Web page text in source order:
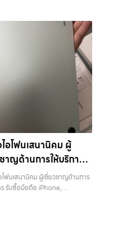
เทพฯ – เราพร้อมให้บริการครบ
การของเรา เราให้บริการแบบครบ
หรับลูกค้าที่ต้องการขายอุปกรณ์
าจะเป็น:…
“รับซื้อแท็บเล็ต กรุงเทพถึงที่”, หรือ
Samsung มือสอง ราคาสูง” — ที่
อบ เพราะบริการของเรามุ่งตรงให้
ราคาและความสะดวกสบายที่
เลือกเราแล้วคุณจะได้บริการที่คุณ
จ พร้อมทีมงานที่พร้อมอำนวยความ
นัดรับถึงที่ ตรวจสภาพอย่างมือ
ะจ่ายเงินทันที ทั้งหมดนี้เพื่อให้การ
รณ์ของคุณเป็นเรื่องง่ายขึ้น ดีกว่า
ว่า และคุ้มค่ากว่า ทำไมต้องเลือก
ยวชาญด้านการให้บริการ รับซื้อมือ
Samsung, ไอแพด แท็บเล็ต
นราคาสูง พร้อมจ่ายเงินทันที โดย
ารในพื้นที่ ลาดพร้าว, รัชดา, บางรัก,
ะ, บางแค, วัชรพล, รามอินทรา,
างนา, บางพลี, เกษตรนวมินทร์,
เงินด่วน เราจึงมอบบริการประเมิน
รื่อง ฟรี ปราบปรามความยุ่งยาก
โดยเน้น โปร่งใส มั่นใจได้ และจ่าย
เมื่อตกลงซื้อขายสำเร็จ บริการของ
คลุมทั้ง iPhone สายใหม่-เก่า,
ทุกรุ่น, iPad และแท็บเล็ตทุก
เรารับถึงแม้จะอยู่ในสภาพใช้งาน
ต่งแล้ว หรือมีรอยบ้าง เพราะมูลค่า
รื่องไม่ได้ขึ้นอยู่แค่ยี่ห้อ แต่ขึ้นอยู่กับ
ง ความครบชุด และความสะดวกใน
องคุณ เราจึงตั้งใจให้บริการในเขต
, รัชดา, บางรัก, แจ้งวัฒนะ,
วัชรพล, รามอินทรา, บางนา,
เกษตรนวมินทร์, เสนานิคม, วังหิน
มที่ ไม่ว่าคุณจะค้นหาคำว่า “รับซื้อ
ฉัน”, “รับซื้อโทรศัพท์มือสอง
ทุกยี่ห้อ ให้ราคาสูง พร้อมจ่ายเงิน
อบคลุมพื้นที่ ลาดพร้าว, รัชดา,
แจ้งวัฒนะ, บางแค, วัชรพล,
รา และเขตกรุงเทพฯ ใกล้ “ใกล้ ฉัน”
คที่สมาร์ทโฟน แท็บเล็ต และ
อทีใหม่ๆ เปลี่ยนรุ่นกันแทบทุกช่วง
ปกรณ์ที่คุณใช้แล้วอาจกลายเป็น
ด้ใช้งานอยู่เฉยๆ เว็บไซต์ของเราจึง
อเป็นทางเลือกให้คุณสามารถ
กรณ์ที่ไม่ใช้แล้วให้กลายเป็น
ทันที ด้วยบริการ รับซื้อไอโฟน, รับ
ด, รับซื้อมือถือ, รับซื้อโทรศัพท์, รับ
, รับซื้อแท็บเล็ต, รับซื้อสินค้าไอที
มหานคร อย่างครบวงจร ไม่ว่าคุณ
เมืองหรือเขตชานเมือง เรามีทีม
ให้บริการถึงที่ในพื้นที่ “ใกล้ ฉัน”
มสะดวกและรวดเร็วที่สุด ที่ “รับซื้อ
Samsung, iPad,
ทุกยี่ห้อ พร้อมให้บริการในพื้นที่
ว รัชดา บางรัก แจ้งวัฒนะ บางแค
รามอินทรา รับซื้อมือถือแจ้งวัฒนะ
มือถือ หรือ รับซื้อแท็บเล็ต ที่ให้
ธรรมและบริการรวดเร็ว บริการ
มทั่วกรุงเทพ และพื้นที่ใกล้เคียง รับ
อแจ้งวัฒนะ รับซื้อมือถือ หรือ รับ
ต ที่ให้ราคาเป็นธรรมและบริการ
บริการครอบคลุมทั่วกรุงเทพ และ
เคียง รับซื้อ iPhone… รับซื้อมือ
วัฒนะ รับซื้อ iPhone ทุกรุ่น ให้
พร้อมจ่ายเงินทันที ประสบการณ์
ดับกับการ รับซื้อไอโฟน, รับซื้อไอ
บซื้อมือถือ ยินดีต้อนรับสู่ “รับซื้อ
.com” เว็บไซต์ที่คุณไว้วางใจได้
การ รับซื้อ มือถือ iPhone,
อโฟนเสนานิคม ผู้
าญด้านการให้บริการ
อถือ iPhone,
ไอแพด แท็บเล็ต
โฟนเสนานิคม ผู้เชี่ยวชาญด้านการ
ร รับซื้อมือถือ iPhone,